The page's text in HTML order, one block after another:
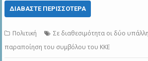
ΔΙΑΒΆΣΤΕ ΠΕΡΙΣΣΌΤΕΡΑ
Πολιτική
Σε διαθεσιμότητα οι δύο
παραποίηση του συμβόλου του ΚΚΕ